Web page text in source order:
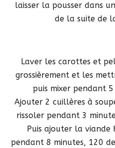
laisser la pousser dans
de la suite de
Laver les carottes et
grossièrement et les
puis mixer pendant 5
Ajouter 2 cuillères à
rissoler pendant 3
Puis ajouter la viande
pendant 8 minutes, 120